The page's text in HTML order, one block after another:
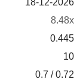
18-12-2026
8.48x
0.445
10
0.7 / 0.72